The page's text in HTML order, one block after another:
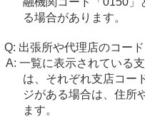
る場合があります。
出張所や代理店のコー
一覧に表示されている
は、それぞれ支店コー
ジがある場合は、住所
ます。